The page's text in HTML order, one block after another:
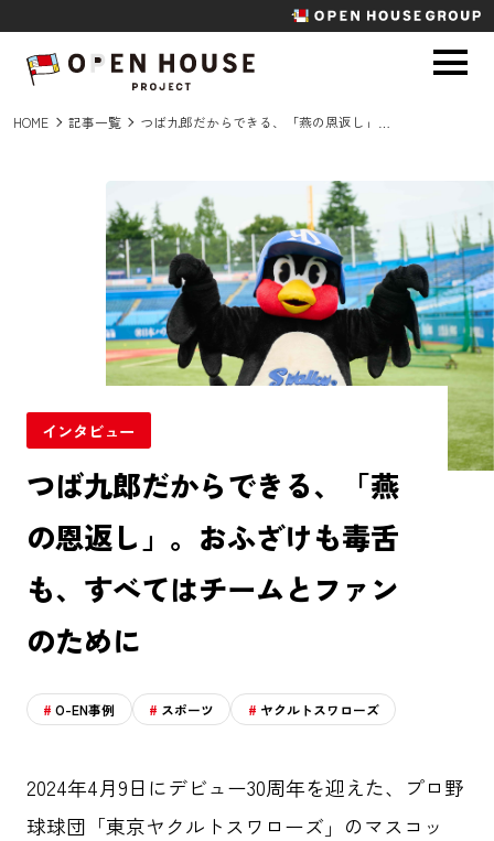
HOME 記事一覧
インタビュー
つば九郎だからできる、「燕
の恩返し」。おふざけも毒舌
も、すべてはチームとファン
のために
O-EN事例 スポーツ ヤクルトスワローズ
2024年4月9日にデビュー30周年を迎えた、プロ野
球球団「東京ヤクルトスワローズ」のマスコッ